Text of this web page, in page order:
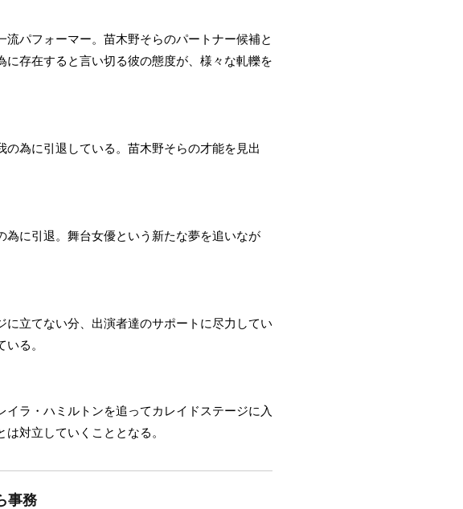
パフォーマー。苗木野そらのパートナー候補と
存在すると言い切る彼の態度が、様々な軋轢を
為に引退している。苗木野そらの才能を見出
に引退。舞台女優という新たな夢を追いなが
立てない分、出演者達のサポートに尽力してい
る。
ラ・ハミルトンを追ってカレイドステージに入
対立していくこととなる。
事務